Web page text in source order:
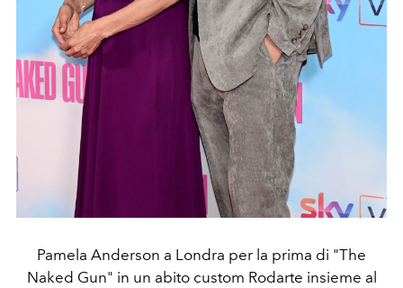
Pamela Anderson a Londra per la prima di "The
Naked Gun" in un abito custom Rodarte insieme al